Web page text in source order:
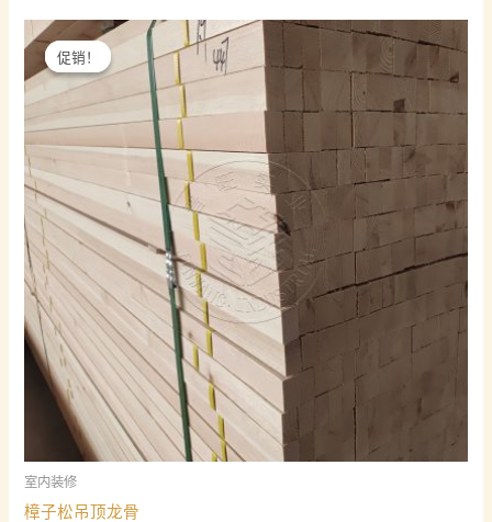
促销！
促销！
室内装修
樟子松吊顶龙骨